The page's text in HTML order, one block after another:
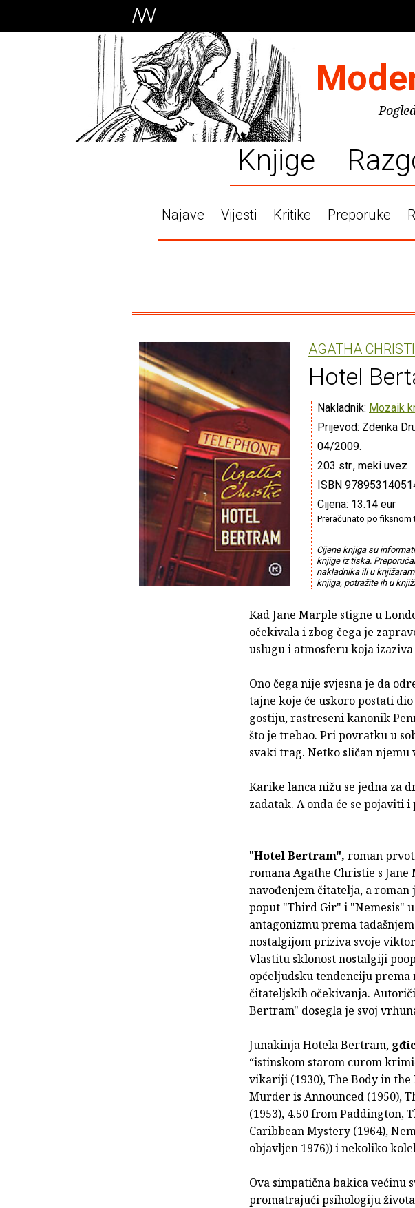
Knjige
Najave Vijesti Kritike Preporuke
AGATHA
Hotel
Nakladnik: Mozaik
Prijevod: Zdenka
04/2009.
203 str., meki uvez
ISBN
Cijena: 13.14 eur
Preračunato po fiksnom
Cijene knjiga su
knjige iz tiska.
nakladnika ili u
knjiga, potražite ih u
Kad Jane Marple stigne u
očekivala i zbog čega je
uslugu i atmosferu koja
Ono čega nije svjesna je da
tajne koje će uskoro postati
gostiju, rastreseni kanonik
što je trebao. Pri povratku u
svaki trag. Netko sličan
Karike lanca nižu se jedna za
zadatak. A onda će se pojaviti i
"Hotel Bertram", roman
romana Agathe Christie s
navođenjem čitatelja, a
poput "Third Gir" i "Nemesis"
antagonizmu prema
nostalgijom priziva svoje
Vlastitu sklonost nostalgiji
općeljudsku tendenciju
čitateljskih očekivanja.
Bertram" dosegla je svoj
Junakinja Hotela Bertram,
“istinskom starom curom
vikariji (1930), The Body in
Murder is Announced (1950),
(1953), 4.50 from Paddington,
Caribbean Mystery (1964),
objavljen 1976)) i nekoliko
Ova simpatična bakica većinu
promatrajući psihologiju